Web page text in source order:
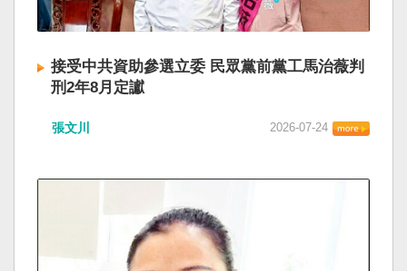
接受中共資助參選立委 民眾黨前黨工馬治薇判
刑2年8月定讞
張文川 2026-07-24